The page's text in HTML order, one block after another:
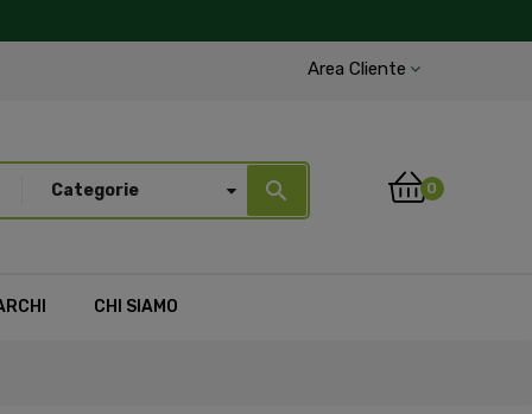
Area Cliente
Categorie search 0
CHI SIAMO